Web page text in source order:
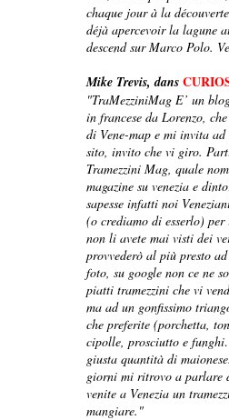
chaque jour à la
déjà apercevoir la lagune
descend sur Marco Polo.
Mike Trevis, dans
"TraMezziniMag E’ un
in francese da Lorenzo,
di Vene-map e mi invita
sito, invito che vi giro.
Tramezzini Mag, quale
magazine su venezia e
sapesse infatti noi
(o crediamo di esserlo)
non li avete mai visti dei
provvederò al più presto
foto, su google non ce ne
piatti tramezzini che vi
ma ad un gonfissimo
che preferite (porchetta,
cipolle, prosciutto e
giusta quantità di
giorni mi ritrovo a parlare
venite a Venezia un
mangiare."